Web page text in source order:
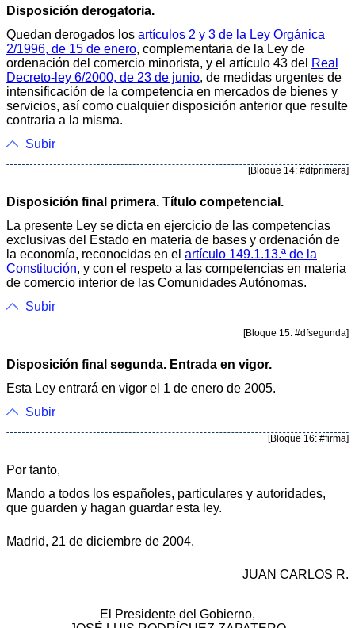
Disposición derogatoria.
Quedan derogados los artículos 2 y 3 de la Ley Orgánica
2/1996, de 15 de enero, complementaria de la Ley de
ordenación del comercio minorista, y el artícu­lo 43 del Real
Decreto-ley 6/2000, de 23 de junio, de medidas urgentes de
intensificación de la competencia en mercados de bienes y
servicios, así como cualquier disposición anterior que resulte
contraria a la misma.
Subir
[Bloque 14: #dfprimera]
Disposición final primera. Título competencial.
La presente Ley se dicta en ejercicio de las competencias
exclusivas del Estado en materia de bases y ordenación de
la economía, reconocidas en el artículo 149.1.13.ª de la
Constitución, y con el respeto a las competencias en materia
de comercio interior de las Comunidades Autónomas.
Subir
[Bloque 15: #dfsegunda]
Disposición final segunda. Entrada en vigor.
Esta Ley entrará en vigor el 1 de enero de 2005.
Subir
[Bloque 16: #firma]
Por tanto,
Mando a todos los españoles, particulares y autoridades,
que guarden y hagan guardar esta ley.
Madrid, 21 de diciembre de 2004.
JUAN CARLOS R.
El Presidente del Gobierno,